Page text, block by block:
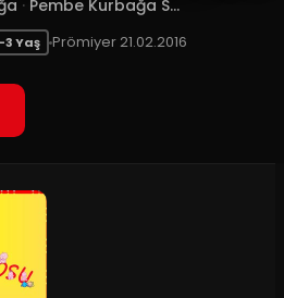
· Pembe Kurbağa S...
3 Yaş Prömiyer 21.02.2016